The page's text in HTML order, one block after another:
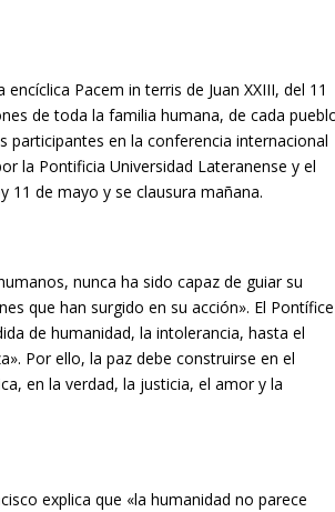
Pacem in terris de Juan XXIII, del 11
de toda la familia humana, de cada
participantes en la conferencia internacional
la Pontificia Universidad Lateranense y el
11 de mayo y se clausura mañana.
nunca ha sido capaz de guiar su
que han surgido en su acción». El Pontífice
de humanidad, la intolerancia, hasta el
Por ello, la paz debe construirse en el
en la verdad, la justicia, el amor y la
explica que «la humanidad no parece